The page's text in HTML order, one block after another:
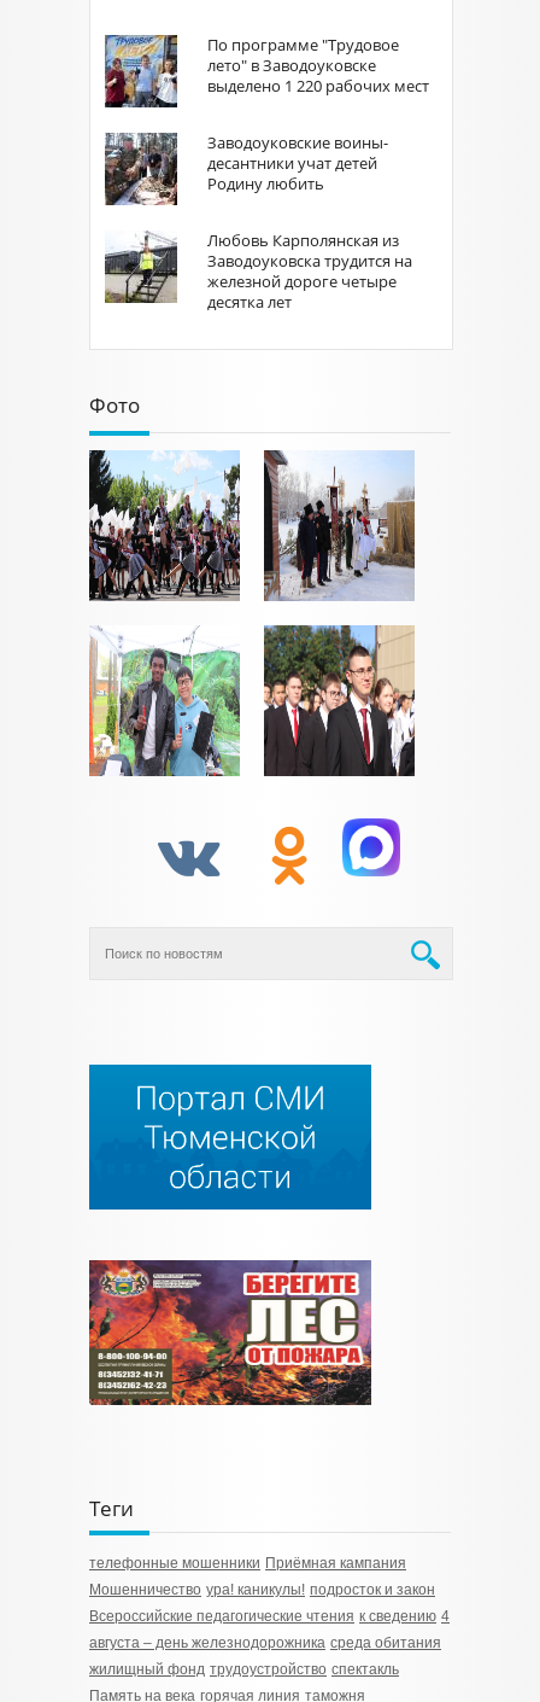
По программе "Трудовое
лето" в Заводоуковске
выделено 1 220 рабочих мест
Заводоуковские воины-
десантники учат детей
Родину любить
Любовь Карполянская из
Заводоуковска трудится на
железной дороге четыре
десятка лет
Фото
Теги
телефонные мошенники Приёмная кампания
Мошенничество ура! каникулы! подросток и закон
Всероссийские педагогические чтения к сведению 4
августа – день железнодорожника среда обитания
жилищный фонд трудоустройство спектакль
Память на века горячая линия таможня